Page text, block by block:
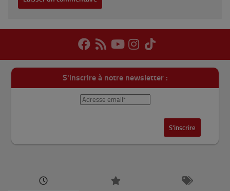
S'inscrire à notre newsletter :